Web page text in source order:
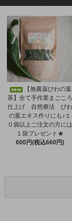
【無農薬びわの葉
茶】全て手作業まごころ
仕上げ 自然療法 びわ
の葉エキス作りにも♪１
０袋以上ご注文の方には
１袋プレゼント★
600円(税込660円)